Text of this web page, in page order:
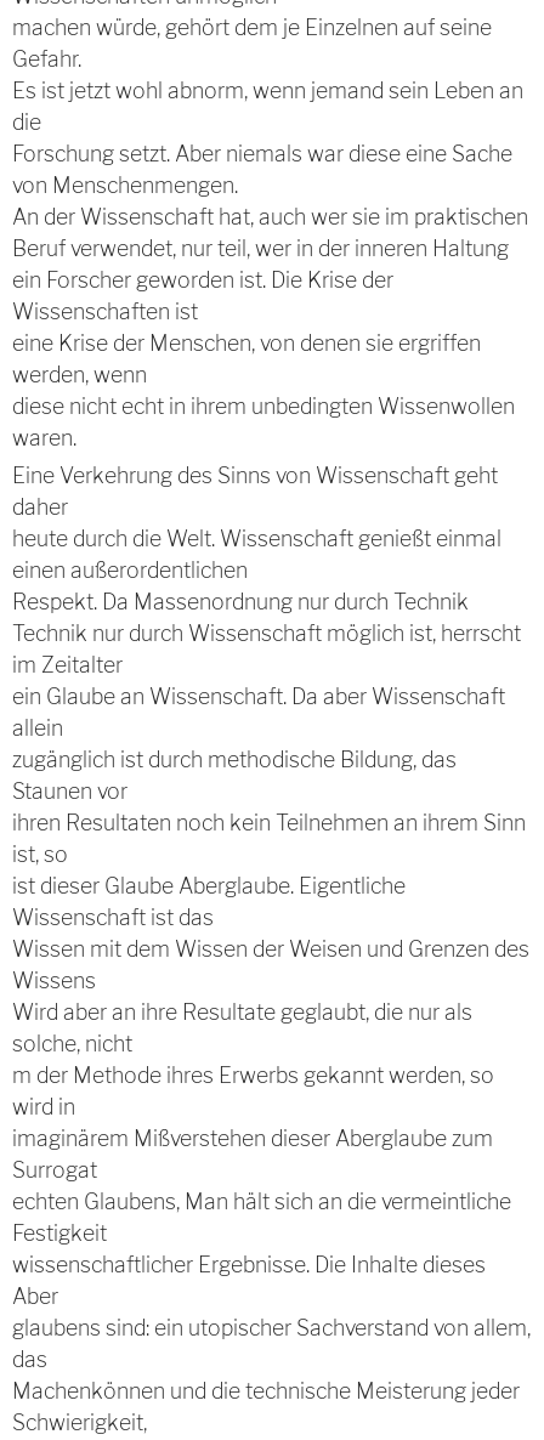
machen würde, gehört dem je Einzelnen auf seine
Gefahr.
Es ist jetzt wohl abnorm, wenn jemand sein Leben an
die
Forschung setzt. Aber niemals war diese eine Sache
von Menschenmengen.
An der Wissenschaft hat, auch wer sie im praktischen
Beruf verwendet, nur teil, wer in der inneren Haltung
ein Forscher geworden ist. Die Krise der
Wissenschaften ist
eine Krise der Menschen, von denen sie ergriffen
werden, wenn
diese nicht echt in ihrem unbedingten Wissenwollen
waren.
Eine Verkehrung des Sinns von Wissenschaft geht
daher
heute durch die Welt. Wissenschaft genießt einmal
einen außerordentlichen
Respekt. Da Massenordnung nur durch Technik
Technik nur durch Wissenschaft möglich ist, herrscht
im Zeitalter
ein Glaube an Wissenschaft. Da aber Wissenschaft
allein
zugänglich ist durch methodische Bildung, das
Staunen vor
ihren Resultaten noch kein Teilnehmen an ihrem Sinn
ist, so
ist dieser Glaube Aberglaube. Eigentliche
Wissenschaft ist das
Wissen mit dem Wissen der Weisen und Grenzen des
Wissens
Wird aber an ihre Resultate geglaubt, die nur als
solche, nicht
m der Methode ihres Erwerbs gekannt werden, so
wird in
imaginärem Mißverstehen dieser Aberglaube zum
Surrogat
echten Glaubens, Man hält sich an die vermeintliche
Festigkeit
wissenschaftlicher Ergebnisse. Die Inhalte dieses
Aber
glaubens sind: ein utopischer Sachverstand von allem,
das
Machenkönnen und die technische Meisterung jeder
Schwierigkeit,